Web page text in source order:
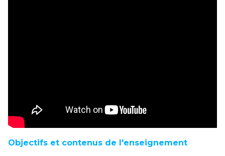
Objectifs et contenus de l'enseignement